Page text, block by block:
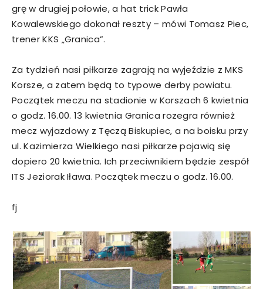
grę w drugiej połowie, a hat trick Pawła
Kowalewskiego dokonał reszty – mówi Tomasz Piec,
trener KKS „Granica”.
Za tydzień nasi piłkarze zagrają na wyjeździe z MKS
Korsze, a zatem będą to typowe derby powiatu.
Początek meczu na stadionie w Korszach 6 kwietnia
o godz. 16.00. 13 kwietnia Granica rozegra również
mecz wyjazdowy z Tęczą Biskupiec, a na boisku przy
ul. Kazimierza Wielkiego nasi piłkarze pojawią się
dopiero 20 kwietnia. Ich przeciwnikiem będzie zespół
ITS Jeziorak Iława. Początek meczu o godz. 16.00.
fj